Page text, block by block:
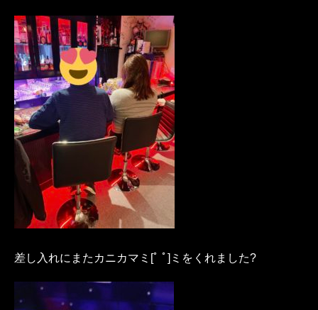
差し入れにまたカニカマミ[ﾟ ﾟ]ミをくれました?